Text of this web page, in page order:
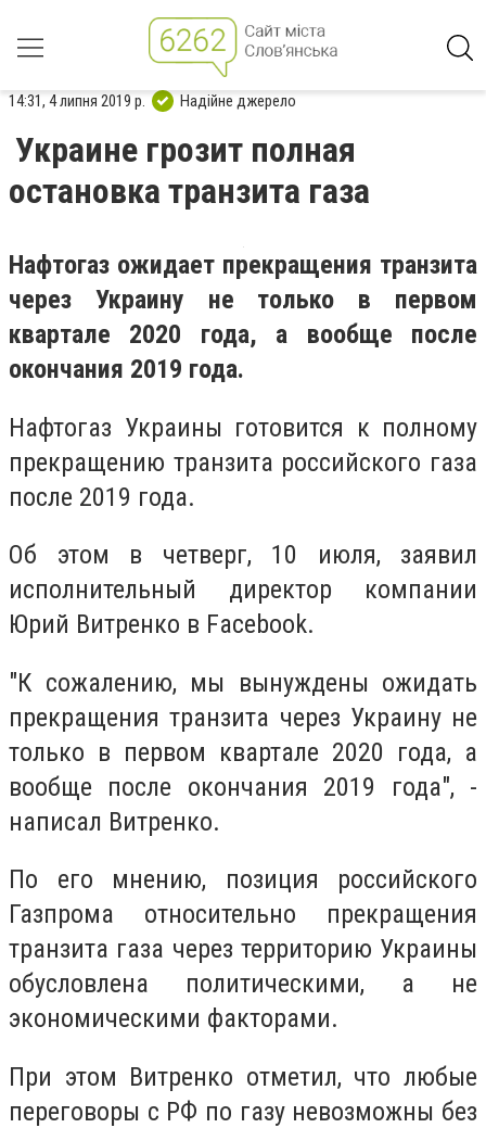
14:31, 4 липня 2019 р. Надійне джерело
Украине грозит полная
остановка транзита газа
Нафтогаз ожидает прекращения транзита
через Украину не только в первом
квартале 2020 года, а вообще после
окончания 2019 года.
Нафтогаз Украины готовится к полному
прекращению транзита российского газа
после 2019 года.
Об этом в четверг, 10 июля, заявил
исполнительный директор компании
Юрий Витренко в Facebook.
"К сожалению, мы вынуждены ожидать
прекращения транзита через Украину не
только в первом квартале 2020 года, а
вообще после окончания 2019 года", -
написал Витренко.
По его мнению, позиция российского
Газпрома относительно прекращения
транзита газа через территорию Украины
обусловлена политическими, а не
экономическими факторами.
При этом Витренко отметил, что любые
переговоры с РФ по газу невозможны без